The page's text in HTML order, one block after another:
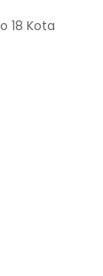
18 Kota